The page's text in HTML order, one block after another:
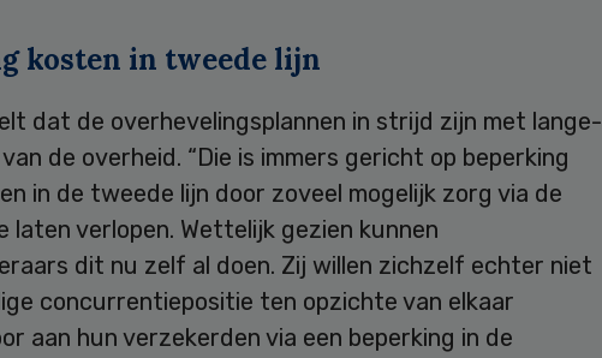
kosten in tweede lijn
dat de overhevelingsplannen in strijd zijn met lange-
de overheid. “Die is immers gericht op beperking
in de tweede lijn door zoveel mogelijk zorg via de
laten verlopen. Wettelijk gezien kunnen
dit nu zelf al doen. Zij willen zichzelf echter niet
concurrentiepositie ten opzichte van elkaar
aan hun verzekerden via een beperking in de